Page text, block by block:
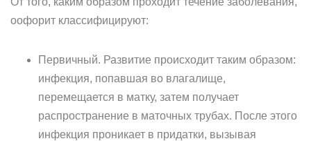
оофорит классифицируют:
Первичный. Развитие происходит таким образом:
инфекция, попавшая во влагалище,
перемещается в матку, затем получает
распространение в маточных трубах. После этого
инфекция проникает в придатки, вызывая